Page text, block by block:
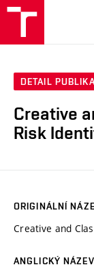
DETAIL
Creative
Risk
ORIGINÁLNÍ
Creative and
ANGLICKÝ NÁZEV